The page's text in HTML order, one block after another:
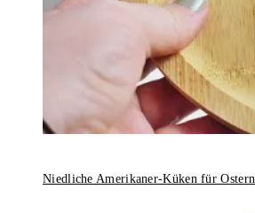
Niedliche Amerikaner-Küken für Ostern